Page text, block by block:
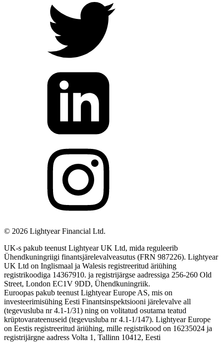
© 2026 Lightyear Financial Ltd.
UK-s pakub teenust Lightyear UK Ltd, mida reguleerib
Ühendkuningriigi finantsjärelevalveasutus (FRN 987226). Lightyear
UK Ltd on Inglismaal ja Walesis registreeritud äriühing
registrikoodiga 14367910. ja registrijärgse aadressiga 256-260 Old
Street, London EC1V 9DD, Ühendkuningriik.
Euroopas pakub teenust Lightyear Europe AS, mis on
investeerimisühing Eesti Finantsinspektsiooni järelevalve all
(tegevusluba nr 4.1-1/31) ning on volitatud osutama teatud
krüptovarateenuseid (tegevusluba nr 4.1-1/147). Lightyear Europe
on Eestis registreeritud äriühing, mille registrikood on 16235024 ja
registrijärgne aadress Volta 1, Tallinn 10412, Eesti